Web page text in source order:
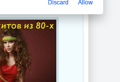
Discard Allow